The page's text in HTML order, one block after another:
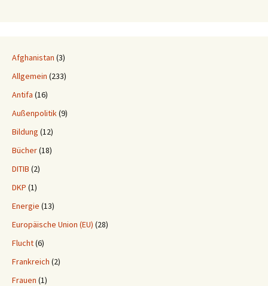
Afghanistan (3)
Allgemein (233)
Antifa (16)
Außenpolitik(9)
Bildung (12)
Bücher(18)
DITIB (2)
DKP (1)
Energie (13)
Europäische Union (EU) (28)
Flucht(6)
Frankreich (2)
Frauen (1)